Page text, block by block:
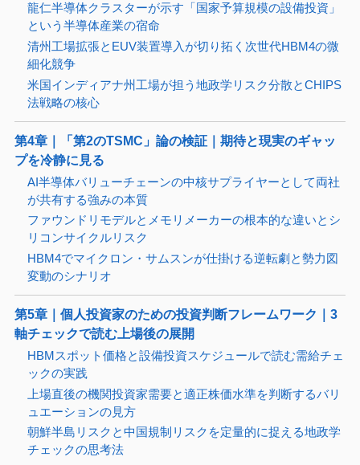
龍仁半導体クラスターが示す「国家予算規模の設備投資」
という半導体産業の宿命
清州工場拡張とEUV装置導入が切り拓く次世代HBM4の微
細化競争
米国インディアナ州工場が担う地政学リスク分散とCHIPS
法戦略の核心
第4章｜「第2のTSMC」論の検証｜期待と現実のギャッ
プを冷静に見る
AI半導体バリューチェーンの中核サプライヤーとして両社
が共有する強みの本質
ファウンドリモデルとメモリメーカーの根本的な違いとシ
リコンサイクルリスク
HBM4でマイクロン・サムスンが仕掛ける逆転劇と勢力図
変動のシナリオ
第5章｜個人投資家のための投資判断フレームワーク｜3
軸チェックで読む上場後の展開
HBMスポット価格と設備投資スケジュールで読む需給チェ
ックの実践
上場直後の機関投資家需要と適正株価水準を判断するバリ
ュエーションの見方
朝鮮半島リスクと中国規制リスクを定量的に捉える地政学
チェックの思考法